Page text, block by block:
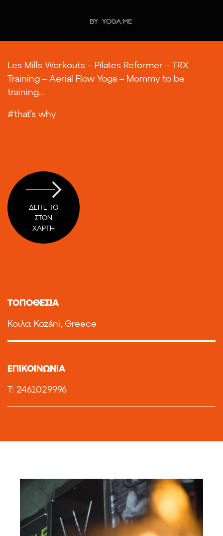
Les Mills Workouts – Pilates Reformer – TRX
Training – Aerial Flow Yoga – Mommy to be
training...
#that’s why
ΔΕΙΤΕ ΤΟ
ΣΤΟΝ
ΧΑΡΤΗ
TOΠΟΘΕΣΙΑ
Κοιλα Kozáni, Greece
ΕΠΙΚΟΙΝΩΝΙΑ
T: 2461029996